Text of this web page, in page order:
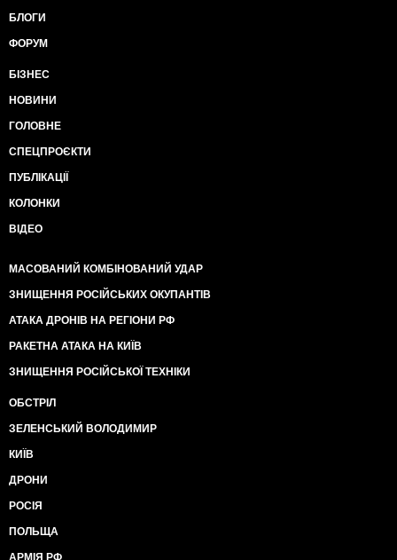
БЛОГИ
ФОРУМ
БІЗНЕС
НОВИНИ
ГОЛОВНЕ
СПЕЦПРОЄКТИ
ПУБЛІКАЦІЇ
КОЛОНКИ
ВІДЕО
МАСОВАНИЙ КОМБІНОВАНИЙ УДАР
ЗНИЩЕННЯ РОСІЙСЬКИХ ОКУПАНТІВ
АТАКА ДРОНІВ НА РЕГІОНИ РФ
РАКЕТНА АТАКА НА КИЇВ
ЗНИЩЕННЯ РОСІЙСЬКОЇ ТЕХНІКИ
ОБСТРІЛ
ЗЕЛЕНСЬКИЙ ВОЛОДИМИР
КИЇВ
ДРОНИ
РОСІЯ
ПОЛЬЩА
АРМІЯ РФ